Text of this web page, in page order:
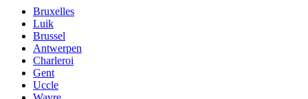
Bruxelles
Luik
Brussel
Antwerpen
Charleroi
Gent
Uccle